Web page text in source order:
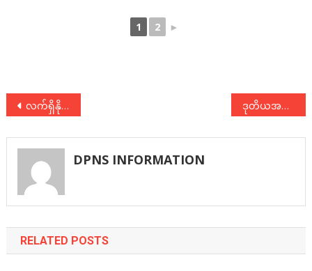
1 2 ►
Post
navigation
လက်ရှိနိုင်ငံရေးအခြေအနေဆိုင်ရာ ညှိနှိုင်းဆွေးနွေးပွဲ(ဒုတိယအကြိမ်) ပထမနေ့ ဒုတိယအကြိမ်၊ လက်ရှိနိုင်ငံရေးအခြေအနေဆိုင်ရာ ညှိနှိုင်းဆွေးနွေးပွဲ သတင်းထုတ်ပြန်ချက်
DPNS INFORMATION
RELATED POSTS